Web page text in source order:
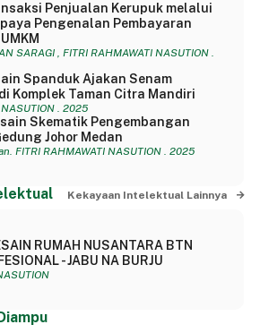
Penjualan Kerupuk melalui
Pengenalan Pembayaran
SARAGI , FITRI RAHMAWATI NASUTION .
Spanduk Ajakan Senam
Komplek Taman Citra Mandiri
. 2025
Skematik Pengembangan
Johor Medan
FITRI RAHMAWATI NASUTION . 2025
Kekayaan Intelektual Lainnya
RUMAH NUSANTARA BTN
- JABU NA BURJU